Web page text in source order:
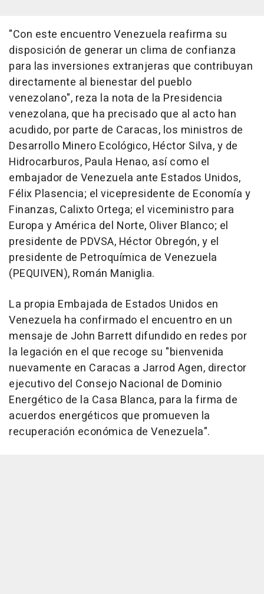
"Con este encuentro Venezuela reafirma su
disposición de generar un clima de confianza
para las inversiones extranjeras que contribuyan
directamente al bienestar del pueblo
venezolano", reza la nota de la Presidencia
venezolana, que ha precisado que al acto han
acudido, por parte de Caracas, los ministros de
Desarrollo Minero Ecológico, Héctor Silva, y de
Hidrocarburos, Paula Henao, así como el
embajador de Venezuela ante Estados Unidos,
Félix Plasencia; el vicepresidente de Economía y
Finanzas, Calixto Ortega; el viceministro para
Europa y América del Norte, Oliver Blanco; el
presidente de PDVSA, Héctor Obregón, y el
presidente de Petroquímica de Venezuela
(PEQUIVEN), Román Maniglia.
La propia Embajada de Estados Unidos en
Venezuela ha confirmado el encuentro en un
mensaje de John Barrett difundido en redes por
la legación en el que recoge su "bienvenida
nuevamente en Caracas a Jarrod Agen, director
ejecutivo del Consejo Nacional de Dominio
Energético de la Casa Blanca, para la firma de
acuerdos energéticos que promueven la
recuperación económica de Venezuela".